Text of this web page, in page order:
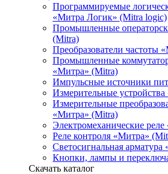
Программируемые
«Митра Логик» (Mitra logic)
Промышленные
(Mitra)
Преобразователи частоты
Промышленные
«Митра» (Mitra)
Импульсные источники
Измерительные
Измерительные
«Митра» (Mitra)
Электромеханические
Реле контроля «Митра»
Светосигнальная
Кнопки, лампы и
Скачать каталог